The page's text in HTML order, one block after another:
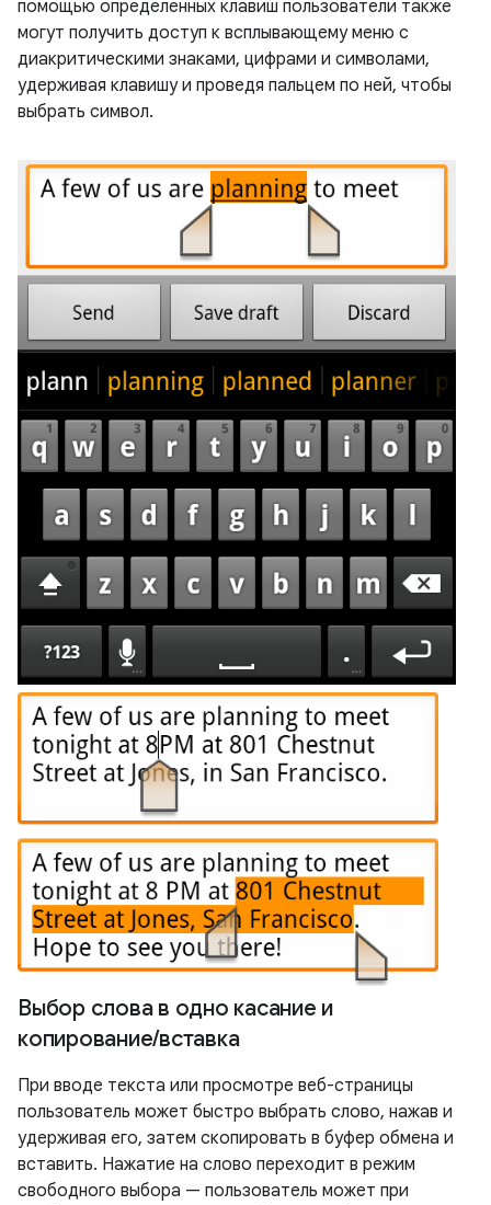
помощью определенных клавиш пользователи также
могут получить доступ к всплывающему меню с
диакритическими знаками, цифрами и символами,
удерживая клавишу и проведя пальцем по ней, чтобы
выбрать символ.
Выбор слова в одно касание и
копирование/вставка
При вводе текста или просмотре веб-страницы
пользователь может быстро выбрать слово, нажав и
удерживая его, затем скопировать в буфер обмена и
вставить. Нажатие на слово переходит в режим
свободного выбора — пользователь может при